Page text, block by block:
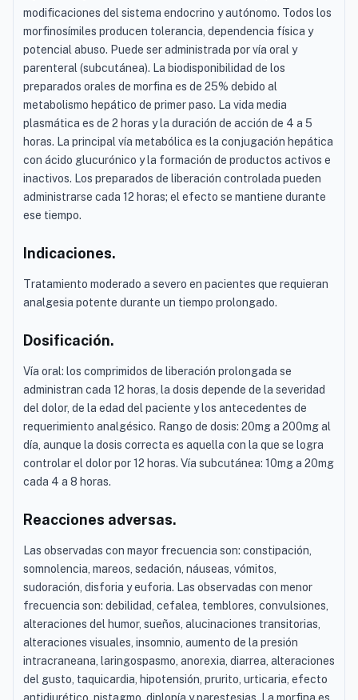
modificaciones del sistema endocrino y autónomo. Todos los
morfinosímiles producen tolerancia, dependencia física y
potencial abuso. Puede ser administrada por vía oral y
parenteral (subcutánea). La biodisponibilidad de los
preparados orales de morfina es de 25% debido al
metabolismo hepático de primer paso. La vida media
plasmática es de 2 horas y la duración de acción de 4 a 5
horas. La principal vía metabólica es la conjugación hepática
con ácido glucurónico y la formación de productos activos e
inactivos. Los preparados de liberación controlada pueden
administrarse cada 12 horas; el efecto se mantiene durante
ese tiempo.
Indicaciones.
Tratamiento moderado a severo en pacientes que requieran
analgesia potente durante un tiempo prolongado.
Dosificación.
Vía oral: los comprimidos de liberación prolongada se
administran cada 12 horas, la dosis depende de la severidad
del dolor, de la edad del paciente y los antecedentes de
requerimiento analgésico. Rango de dosis: 20mg a 200mg al
día, aunque la dosis correcta es aquella con la que se logra
controlar el dolor por 12 horas. Vía subcutánea: 10mg a 20mg
cada 4 a 8 horas.
Reacciones adversas.
Las observadas con mayor frecuencia son: constipación,
somnolencia, mareos, sedación, náuseas, vómitos,
sudoración, disforia y euforia. Las observadas con menor
frecuencia son: debilidad, cefalea, temblores, convulsiones,
alteraciones del humor, sueños, alucinaciones transitorias,
alteraciones visuales, insomnio, aumento de la presión
intracraneana, laringospasmo, anorexia, diarrea, alteraciones
del gusto, taquicardia, hipotensión, prurito, urticaria, efecto